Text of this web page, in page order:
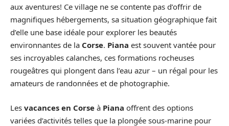
aux aventures! Ce village ne se contente pas d’offrir de
magnifiques hébergements, sa situation géographique fait
d’elle une base idéale pour explorer les beautés
environnantes de la Corse. Piana est souvent vantée pour
ses incroyables calanches, ces formations rocheuses
rougeâtres qui plongent dans l’eau azur – un régal pour les
amateurs de randonnées et de photographie.
Les vacances en Corse à Piana offrent des options
variées d’activités telles que la plongée sous-marine pour